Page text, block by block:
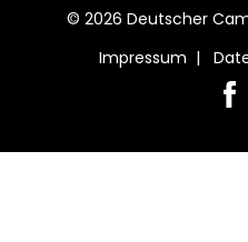
© 2026 Deutscher
Impressum |